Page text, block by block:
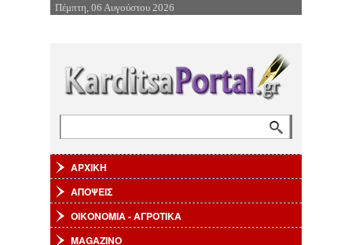
Επιστροφή στην Πλοήγηση
Πέμπτη, 06 Αυγούστου 2026
ΑΡΧΙΚΗ
ΑΠΟΨΕΙΣ
ΟΙΚΟΝΟΜΙΑ - ΑΓΡΟΤΙΚΑ
MAGAZINO